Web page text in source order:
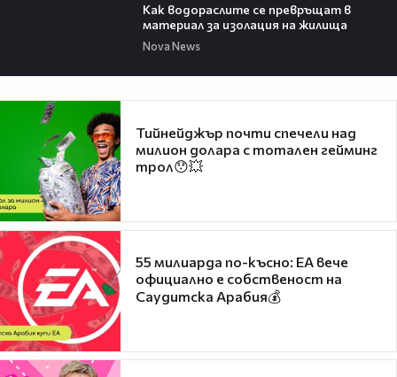
Как водораслите се превръщат в
материал за изолация на жилища
Nova News
Тийнейджър почти спечели над
милион долара с тотален гейминг
трол😯💥
55 милиарда по-късно: EA вече
официално е собственост на
Саудитска Арабия💰